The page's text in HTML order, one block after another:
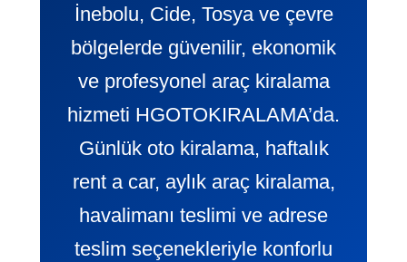
İnebolu, Cide, Tosya ve çevre
bölgelerde güvenilir, ekonomik
ve profesyonel araç kiralama
hizmeti HGOTOKIRALAMA’da.
Günlük oto kiralama, haftalık
rent a car, aylık araç kiralama,
havalimanı teslimi ve adrese
teslim seçenekleriyle konforlu